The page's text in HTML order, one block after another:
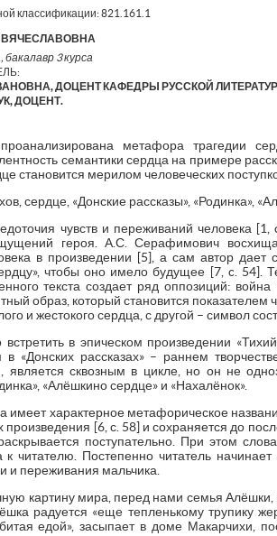
классификации:821.161.1
3 курса
ДОЦЕНТ КАФЕДРЫ РУССКОЙ
ДОЦЕНТ.
метафора трагедии
семантики сердца на примере
становится мерилом человеческих
сердце, «Донские рассказы», «Родинка»,
чувств и переживаний человека
героя. А.С. Серафимович
в произведении [5], а сам автор
чтобы оно имело будущее [7, c. 54].
текста создает ряд оппозиций:
образ, который становится
и жестокого сердца, с другой – символ
в эпическом произведении
«Донских рассказах» – раннем
сквозным в цикле, но он не
«Алёшкино сердце» и «Нахалёнок».
имеет характерное метафорическое
[6, с. 58] и сохраняется до
поступательно. При этом
к читателю. Постепенно читатель
и переживания мальчика.
картину мира, перед нами семья Алёшки,
радуется «еще тепленькому трупику
едой», засыпает в доме Макарчихи,